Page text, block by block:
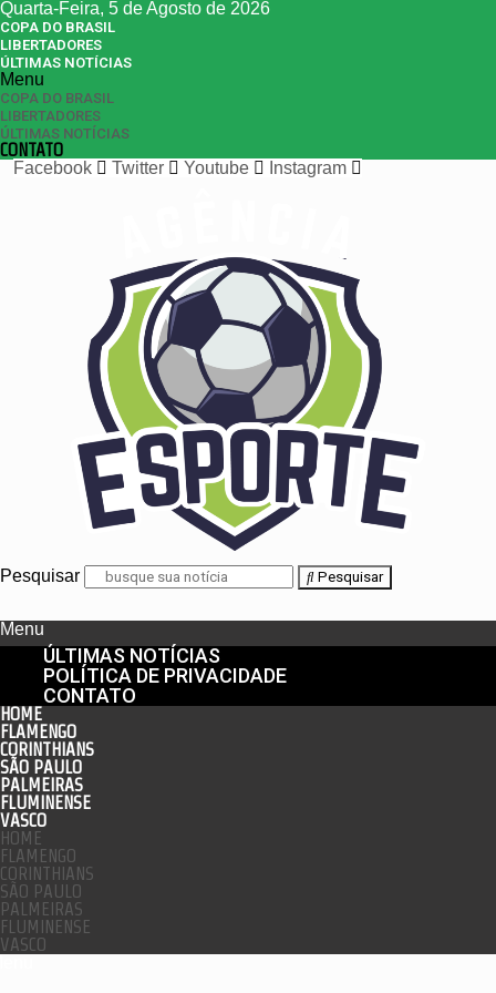
Quarta-Feira, 5 de Agosto de 2026
COPA DO BRASIL
LIBERTADORES
ÚLTIMAS NOTÍCIAS
Menu
COPA DO BRASIL
LIBERTADORES
ÚLTIMAS NOTÍCIAS
CONTATO
Facebook
Twitter Youtube Instagram
Pesquisar Pesquisar
Menu
ÚLTIMAS NOTÍCIAS
POLÍTICA DE PRIVACIDADE
CONTATO
HOME
FLAMENGO
CORINTHIANS
SÃO PAULO
PALMEIRAS
FLUMINENSE
VASCO
HOME
FLAMENGO
CORINTHIANS
SÃO PAULO
PALMEIRAS
FLUMINENSE
VASCO